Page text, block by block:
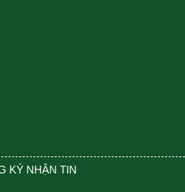
KÝ NHẬN TIN